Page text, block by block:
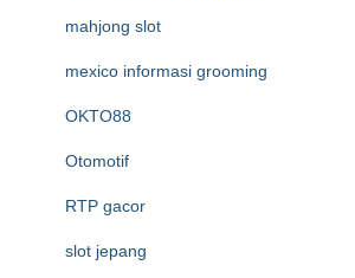
mahjong slot
mexico informasi grooming
OKTO88
Otomotif
RTP gacor
slot jepang